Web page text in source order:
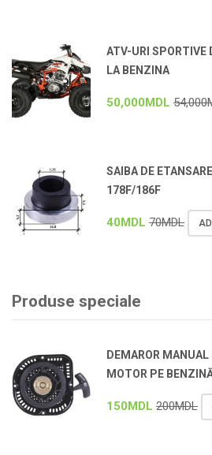
ATV-URI SPORTIVE
LA BENZINA
50,000 MDL 54,000
SAIBA DE
178F/186F
40 MDL 70MDL
Produse speciale
DEMAROR
MOTOR PE
150MDL 200MDL